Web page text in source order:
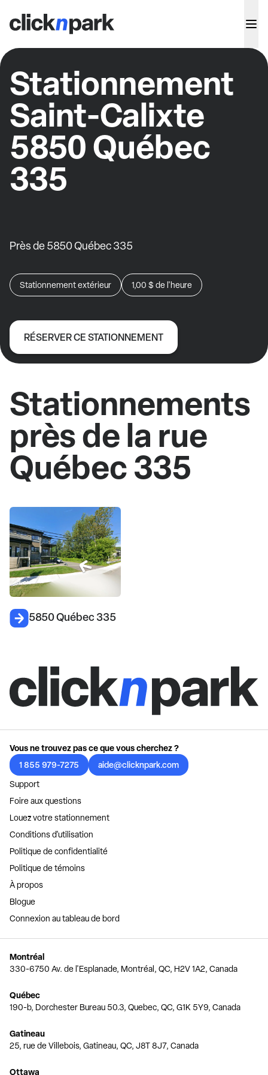
Stationnement
Saint-Calixte
5850 Québec
335
Près de 5850 Québec 335
Stationnement extérieur 1,00 $ de l'heure
RÉSERVER CE STATIONNEMENT
Stationnements
près de la rue
Québec 335
5850 Québec 335
Vous ne trouvez pas ce que vous cherchez ?
1 855 979-7275
aide@clicknpark.com
Support
Foire aux questions
Louez votre stationnement
Conditions d'utilisation
Politique de confidentialité
Politique de témoins
À propos
Blogue
Connexion au tableau de bord
Montréal
330-6750 Av. de l'Esplanade, Montréal, QC, H2V 1A2, Canada
Québec
190-b, Dorchester Bureau 50.3, Quebec, QC, G1K 5Y9, Canada
Gatineau
25, rue de Villebois, Gatineau, QC, J8T 8J7, Canada
Ottawa